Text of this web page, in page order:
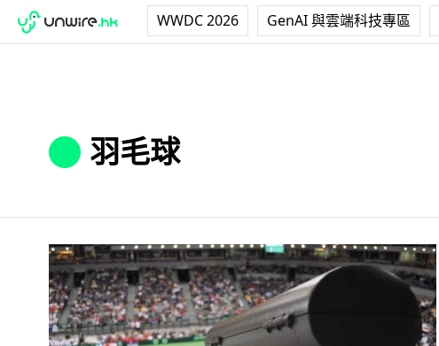
WWDC 2026 GenAI 與雲端科技專區
羽毛球